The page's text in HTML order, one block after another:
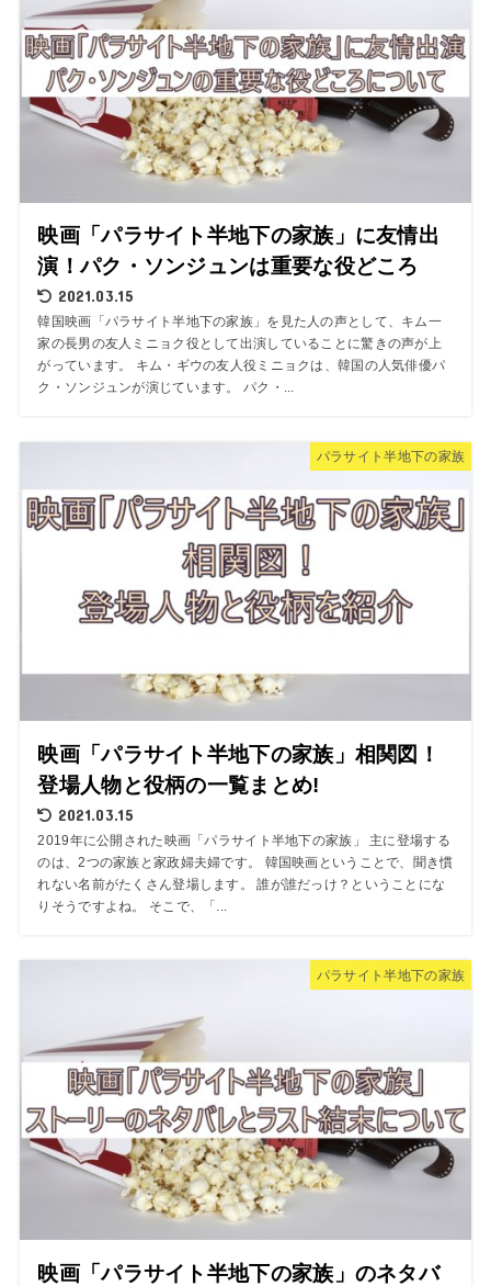
映画「パラサイト半地下の家族」に友情出
演！パク・ソンジュンは重要な役どころ
2021.03.15
韓国映画「パラサイト半地下の家族」を見た人の声として、キム一
家の長男の友人ミニョク役として出演していることに驚きの声が上
がっています。 キム・ギウの友人役ミニョクは、韓国の人気俳優パ
ク・ソンジュンが演じています。 パク・...
パラサイト半地下の家族
映画「パラサイト半地下の家族」相関図！
登場人物と役柄の一覧まとめ!
2021.03.15
2019年に公開された映画「パラサイト半地下の家族」 主に登場する
のは、2つの家族と家政婦夫婦です。 韓国映画ということで、聞き慣
れない名前がたくさん登場します。 誰が誰だっけ？ということにな
りそうですよね。 そこで、「...
パラサイト半地下の家族
映画「パラサイト半地下の家族」のネタバ